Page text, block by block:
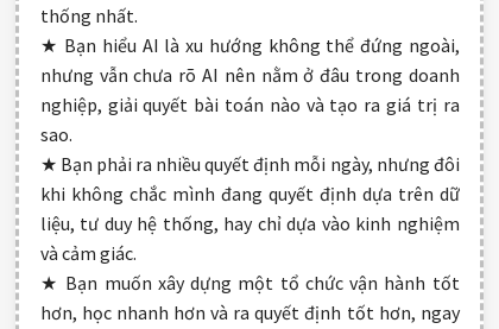
thống nhất.
★ Bạn hiểu AI là xu hướng không thể đứng ngoài,
nhưng vẫn chưa rõ AI nên nằm ở đâu trong doanh
nghiệp, giải quyết bài toán nào và tạo ra giá trị ra
sao.
★ Bạn phải ra nhiều quyết định mỗi ngày, nhưng đôi
khi không chắc mình đang quyết định dựa trên dữ
liệu, tư duy hệ thống, hay chỉ dựa vào kinh nghiệm
và cảm giác.
★ Bạn muốn xây dựng một tổ chức vận hành tốt
hơn, học nhanh hơn và ra quyết định tốt hơn, ngay